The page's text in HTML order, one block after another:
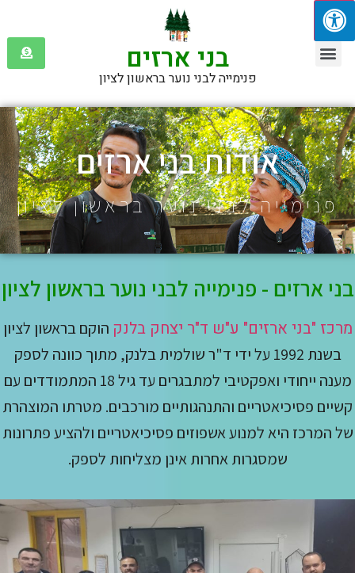
בני ארזים
פנימייה לבני נוער בראשון לציון
אודות בני ארזים
פנימייה לבני נוער בראשון לציון
בני ארזים - פנימייה לבני נוער בראשון לציון
מרכז "בני ארזים" ע"ש ד"ר יצחק בלנק הוקם בראשון לציון
בשנת 1992 על ידי ד"ר שולמית בלנק, מתוך כוונה לספק
מענה ייחודי ואפקטיבי למתבגרים עד גיל 18 המתמודדים עם
קשיים פסיכיאטריים והתנהגותיים מורכבים. מטרתו המוצהרת
של המרכז היא למנוע אשפוזים פסיכיאטריים ולהציע פתרונות
שמסגרות אחרות אינן מצליחות לספק.